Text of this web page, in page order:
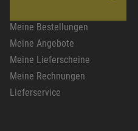
Meine Bestellungen
Meine Angebote
Meine Lieferscheine
Meine Rechnungen
Lieferservice